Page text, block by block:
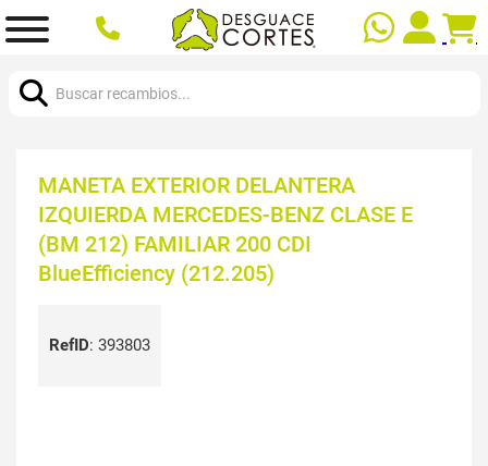
MANETA EXTERIOR DELANTERA
IZQUIERDA MERCEDES-BENZ CLASE E
(BM 212) FAMILIAR 200 CDI
BlueEfficiency (212.205)
RefID: 393803